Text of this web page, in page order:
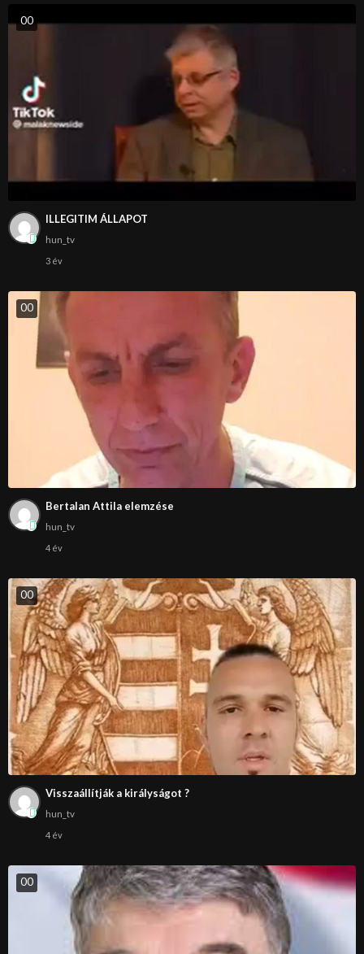
00
ILLEGITIM ÁLLAPOT
hun_tv
3 év
00
Bertalan Attila elemzése
hun_tv
4 év
00
Visszaállítják a királyságot ?
hun_tv
4 év
00